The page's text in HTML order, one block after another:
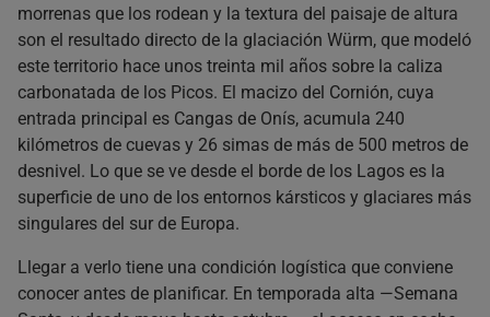
morrenas que los rodean y la textura del paisaje de altura
son el resultado directo de la glaciación Würm, que modeló
este territorio hace unos treinta mil años sobre la caliza
carbonatada de los Picos. El macizo del Cornión, cuya
entrada principal es Cangas de Onís, acumula 240
kilómetros de cuevas y 26 simas de más de 500 metros de
desnivel. Lo que se ve desde el borde de los Lagos es la
superficie de uno de los entornos kársticos y glaciares más
singulares del sur de Europa.
Llegar a verlo tiene una condición logística que conviene
conocer antes de planificar. En temporada alta —Semana